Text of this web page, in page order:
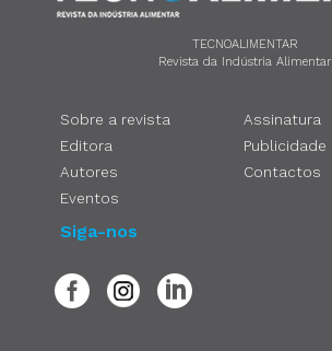
TECNOALIMENTAR
Revista da Indústria Alimentar
Sobre a revista
Editora
Autores
Eventos
Assinatura
Publicidade
Contactos
Siga-nos